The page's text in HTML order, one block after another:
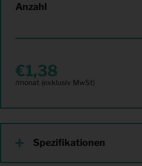
Anzahl
1,38
Spezifikationen